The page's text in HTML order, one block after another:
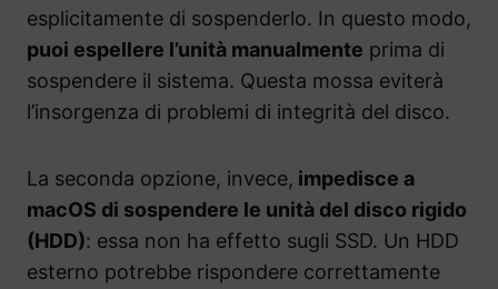
esplicitamente di sospenderlo. In questo modo,
puoi espellere l’unità manualmente prima di
sospendere il sistema. Questa mossa eviterà
l’insorgenza di problemi di integrità del disco.
La seconda opzione, invece, impedisce a
macOS di sospendere le unità del disco rigido
(HDD): essa non ha effetto sugli SSD. Un HDD
esterno potrebbe rispondere correttamente